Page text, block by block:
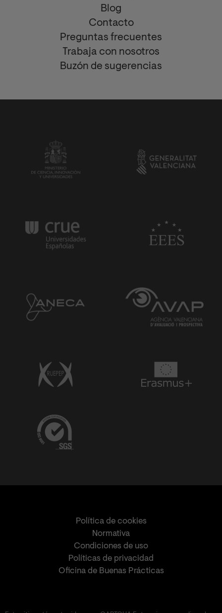
Blog
Contacto
Preguntas frecuentes
Trabaja con nosotros
Buzón de sugerencias
Política de cookies
Normativa
Condiciones de uso
Políticas de privacidad
Oficina de Buenas Prácticas